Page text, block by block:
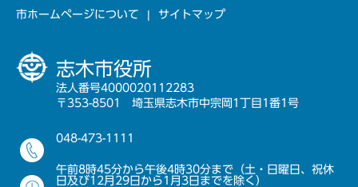
市ホームページについて サイトマップ
志木市役所
法人番号4000020112283
〒353-8501 埼玉県志木市中宗岡1丁目1番1号
048-473-1111
午前8時45分から午後4時30分まで（土・日曜日、祝休
日及び12月29日から1月3日までを除く）